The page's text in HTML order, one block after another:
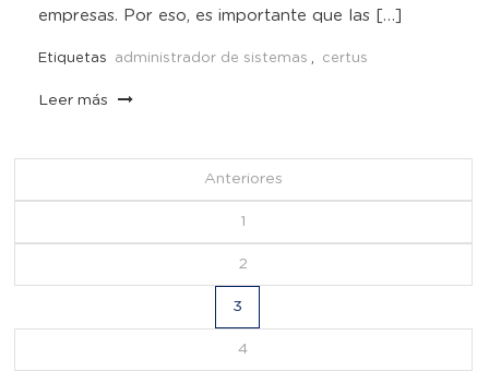
empresas. Por eso, es importante que las […]
Etiquetas administrador de sistemas , certus
Leer más
entradas
Anteriores
1
2
3
4